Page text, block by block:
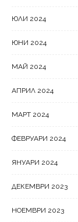
ЮЛИ 2024
ЮНИ 2024
МАЙ 2024
АПРИЛ 2024
МАРТ 2024
ФЕВРУАРИ 2024
ЯНУАРИ 2024
ДЕКЕМВРИ 2023
НОЕМВРИ 2023